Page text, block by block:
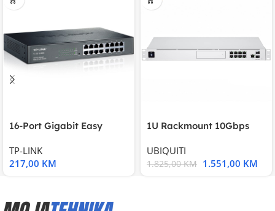
16-Port Gigabit Easy
TP-LINK
217,00 KM
1U Rackmount 10Gbps
UBIQUITI
1.825,00KM 1.551,00 KM